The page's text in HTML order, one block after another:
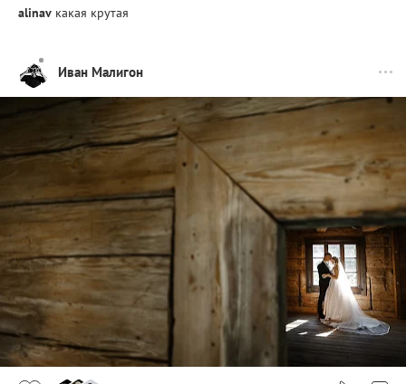
alinav какая крутая
Иван Малигон